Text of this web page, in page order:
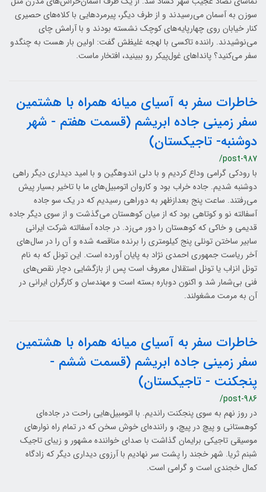
سوزن به آسمان می‌رسیدند و از طرف دیگر، پیرمردهایی با کلاه‌های حصیری
کنار خیابان روی چهارپایه‌های کوچک نشسته بودند و با آرامش چای
می‌نوشیدند. راننده تاکسی با لهجه غلیظش گفت: اولین بار هست به چنگدو
سفر می‌کنید؟ پانداهای غول‌پیکر رو ببینید، افتخار ماست.
خاطرات سفر به آسیای میانه همراه با هشتمین
سفر زمینی جاده ابریشم (قسمت هفتم - شهر
دوشنبه- تاجیکستان)
/post-987
با رودکی گرامی وداع کردیم و با دلی اندوهگین و با امید دیداری دیگر راهی
دوشنبه شدیم. جاده خراب بود و کاروان اتومبیل‌های ما با تاخیر بسیار پیش
می‌رفتند. ساعت پنج بعدازظهر به دوراهی رسیدیم که در یک سو جاده
آسفالته نو و کوتاهی بود که از میان کوهستان می‌گذشت و از سوی دیگر جاده
قدیمی و خاکی که کوهستان را دور می‌زد. در جاده آسفالته شرکت ایرانی
سابیر ساختن تونلی پنج کیلومتری را برنده مناقصه شده و آن را در سال‌های
آخر ریاست جمهوری احمدی نژاد به پایان آورده است. این تونل که به نام
تونل انزاب یا تونل استقلال معروف است پس از بازگشایی دچار نقص‌های
فنی بی‌شمار شد و اکنون دوباره بسته است و مهندسان و کارگران ایرانی در
آن به مرمت مشغولند.
خاطرات سفر به آسیای میانه همراه با هشتمین
سفر زمینی جاده ابریشم (قسمت ششم -
پنجکنت - تاجیکستان)
/post-986
در روز نهم به سوی پنجکنت راندیم. با اتومبیل‌هایی راحت در جاده‌ای
کوهستانی و پیچ در پیچ، و راننده‌ای خوش سخن که در تمام راه نوارهای
موسیقی تاجیکی برایمان گذاشت با صدای خواننده مشهور و زیبای تاجیک
شبنم ثریا. شهر خجند را پشت سر نهادیم با آرزوی دیداری دیگر که زادگاه
کمال خجندی است و گرامی است.